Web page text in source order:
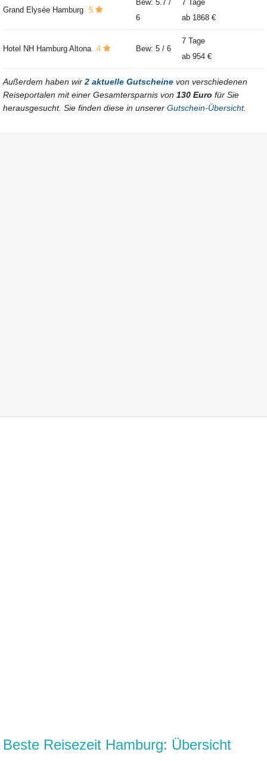
Grand Elysée Hamburg 5
Bew: 5.7 /
6
7 Tage
ab 1868 €
Hotel NH Hamburg Altona 4 Bew: 5 / 6
7 Tage
ab 954 €
Außerdem haben wir2 aktuelle Gutscheine von verschiedenen
Reiseportalen mit einer Gesamtersparnis von 130 Euro für Sie
herausgesucht. Sie finden diese in unserer Gutschein-Übersicht.
Beste Reisezeit Hamburg: Übersicht